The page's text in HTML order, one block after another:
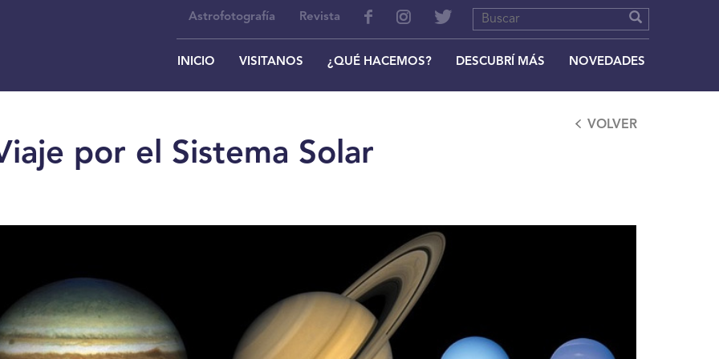
Astrofotografía Revista
INICIO VISITANOS ¿QUÉ HACEMOS? DESCUBRÍ MÁS NOVEDADES
por el Sistema Solar
VOLVER